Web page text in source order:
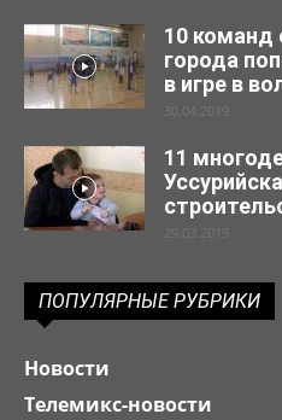
10 команд
города
в игре в
30.04.2019
11
29.03.2019
ПОПУЛЯРНЫЕ РУБРИКИ
Новости
Телемикс-новости